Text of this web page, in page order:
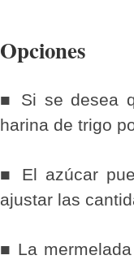
Opciones
■ Si se desea
harina de trigo
■ El azúcar
ajustar las
■ La